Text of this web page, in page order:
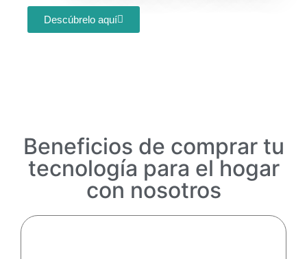
Descúbrelo aquí
Beneficios de comprar tu
tecnología para el hogar
con nosotros